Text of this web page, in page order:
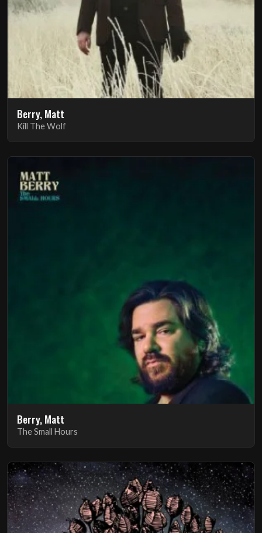
Berry, Matt
Kill The Wolf
Berry, Matt
The Small Hours